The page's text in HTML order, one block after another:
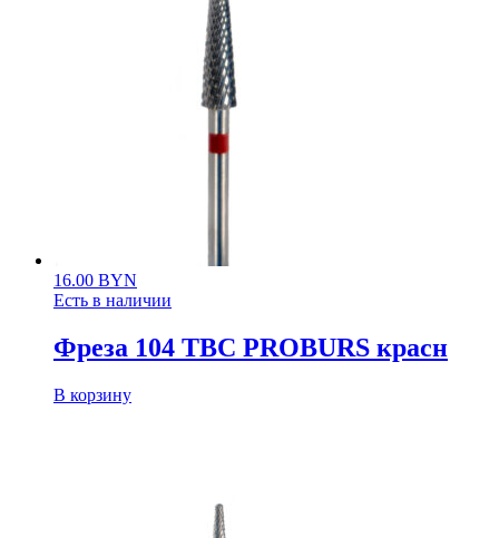
16.00 BYN
Есть в наличии
Фреза 104 ТВС PROBURS красн
В корзину